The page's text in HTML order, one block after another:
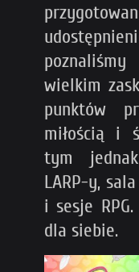
wielkim
punktów
miłością i
tym
LARP-y,
i sesje
dla siebie.